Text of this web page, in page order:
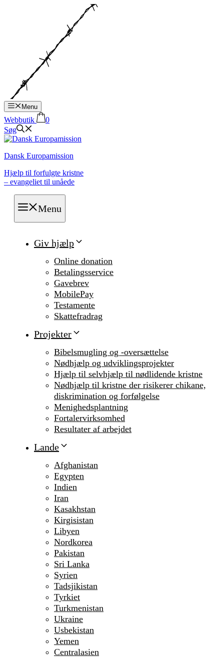
Menu
Webbutik
0
Søg
Dansk Europamission
Hjælp til forfulgte kristne
– evangeliet til unåede
Menu
Giv hjælp
Online donation
Betalingsservice
Gavebrev
MobilePay
Testamente
Skattefradrag
Projekter
Bibelsmugling og -oversættelse
Nødhjælp og udviklingsprojekter
Hjælp til selvhjælp til nødlidende kristne
Nødhjælp til kristne der risikerer chikane,
diskrimination og forfølgelse
Menighedsplantning
Fortalervirksomhed
Resultater af arbejdet
Lande
Afghanistan
Egypten
Indien
Iran
Kasakhstan
Kirgisistan
Libyen
Nordkorea
Pakistan
Sri Lanka
Syrien
Tadsjikistan
Tyrkiet
Turkmenistan
Ukraine
Usbekistan
Yemen
Centralasien